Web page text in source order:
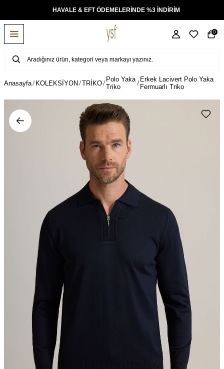
HAVALE & EFT ÖDEMELERİNDE %3 İNDİRİM
0
Anasayfa KOLEKSİYON TRİKO
Polo Yaka
Triko
Erkek Lacivert Polo Yaka
Fermuarlı Triko